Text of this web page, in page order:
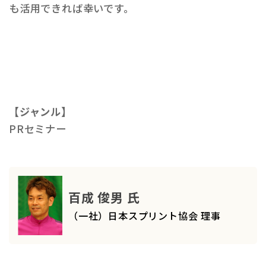
も活用できれば幸いです。
【ジャンル】
PRセミナー
百成 俊男 氏
（一社）日本スプリント協会 理事